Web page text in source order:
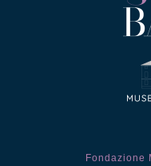
Fondazione